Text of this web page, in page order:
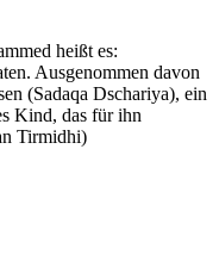
heißt es:
Ausgenommen davon
(Sadaqa Dschariya), ein
Kind, das für ihn
Tirmidhi)